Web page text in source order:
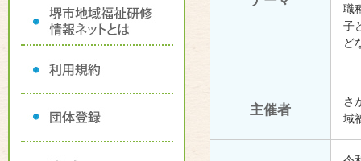
職
子
ど
主催者
さ
域